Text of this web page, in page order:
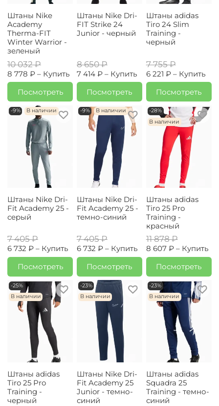
Штаны Nike
Academy
Therma-FIT
Winter Warrior -
зеленый
10 032 ₽
8 778 ₽ – Купить
Посмотреть
Штаны Nike Dri-
FIT Strike 24
Junior - черный
8 650 ₽
7 414 ₽ – Купить
Посмотреть
Штаны adidas
Tiro 24 Slim
Training -
черный
7 755 ₽
6 221 ₽ – Купить
Посмотреть
-9% В наличии
Штаны Nike Dri-
Fit Academy 25 -
серый
7 405 ₽
6 732 ₽ – Купить
Посмотреть
-9% В наличии
Штаны Nike Dri-
Fit Academy 25 -
темно-синий
7 405 ₽
6 732 ₽ – Купить
Посмотреть
-28%
В наличии
Штаны adidas
Tiro 25 Pro
Training -
красный
11 878 ₽
8 607 ₽ – Купить
Посмотреть
-25%
В наличии
Штаны adidas
Tiro 25 Pro
Training -
черный
-23%
В наличии
Штаны Nike Dri-
Fit Academy 25
Junior - темно-
синий
-23%
В наличии
Штаны adidas
Squadra 25
Training - темно-
синий